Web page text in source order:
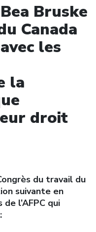
Bruske
Canada
les
la
droit
du travail du
suivante en
l’AFPC qui